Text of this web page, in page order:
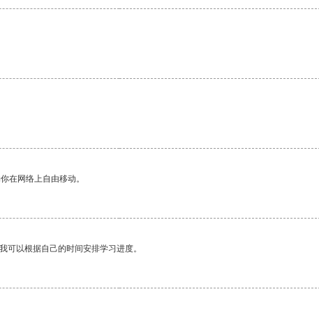
在网络上自由移动。
以根据自己的时间安排学习进度。